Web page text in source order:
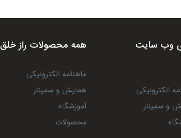
وب سایت
الکترونیکی
و سمینار
همه محصولات راز خلق
ماهنامه الکترونیکی
همایش و سمینار
آموزشگاه
محصولات